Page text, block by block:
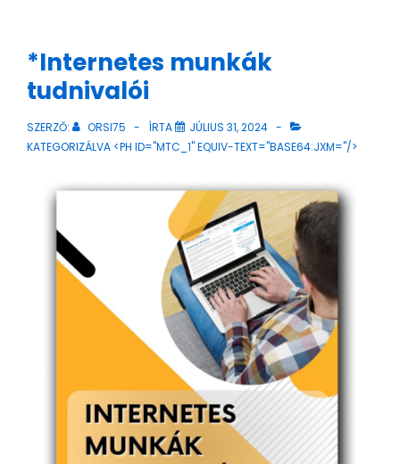
*Internetes munkák
tudnivalói
SZERZŐ: ORSI75 ÍRTA
JÚLIUS 31, 2024
KATEGORIZÁLVA <PH ID="MTC_1" EQUIV-TEXT="BASE64:JXM="/>